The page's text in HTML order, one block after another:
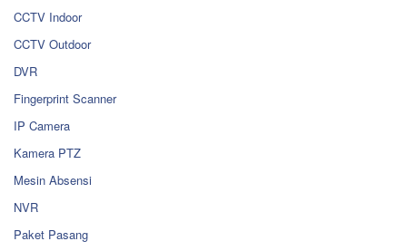
CCTV Indoor
CCTV Outdoor
DVR
Fingerprint Scanner
IP Camera
Kamera PTZ
Mesin Absensi
NVR
Paket Pasang